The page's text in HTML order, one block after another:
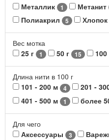
Металлик 1 Метанит
Полиакрил 5 Хлопок
Вес мотка
25 г
1 50 г 15 100
Длина нити в 100 г
101 - 200 м
4 201 -
401 - 500 м 1 более
Для чего
Аксессуары
3